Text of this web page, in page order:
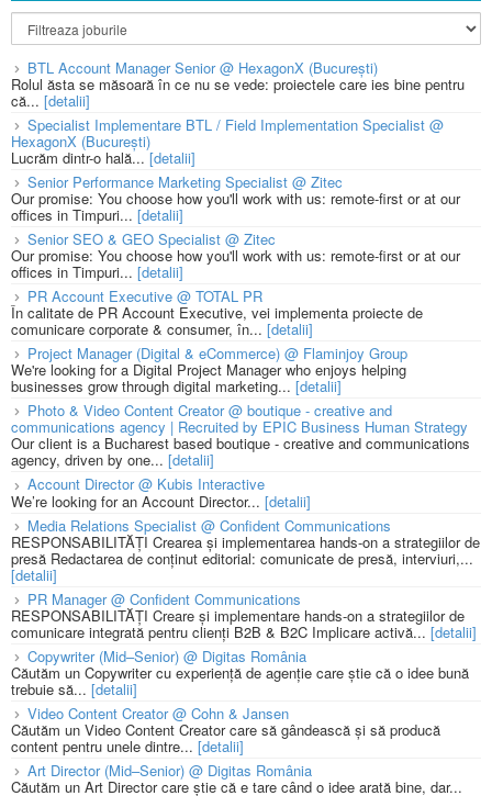
BTL Account Manager Senior @ HexagonX (București)
Rolul ăsta se măsoară în ce nu se vede: proiectele care ies bine pentru
că... [detalii]
Specialist Implementare BTL / Field Implementation Specialist @
HexagonX (București)
Lucrăm dintr-o hală...[detalii]
Senior Performance Marketing Specialist @ Zitec
Our promise: You choose how you'll work with us: remote-first or at our
offices in Timpuri... [detalii]
Senior SEO & GEO Specialist @ Zitec
Our promise: You choose how you'll work with us: remote-first or at our
offices in Timpuri... [detalii]
PR Account Executive @ TOTAL PR
În calitate de PR Account Executive, vei implementa proiecte de
comunicare corporate & consumer, în... [detalii]
Project Manager (Digital & eCommerce) @ Flaminjoy Group
We're looking for a Digital Project Manager who enjoys helping
businesses grow through digital marketing... [detalii]
Photo & Video Content Creator @ boutique - creative and
communications agency | Recruited by EPIC Business Human Strategy
Our client is a Bucharest based boutique - creative and communications
agency, driven by one... [detalii]
Account Director @ Kubis Interactive
We’re looking for an Account Director... [detalii]
Media Relations Specialist @ Confident Communications
RESPONSABILITĂȚI Crearea și implementarea hands-on a strategiilor de
presă Redactarea de conținut editorial: comunicate de presă, interviuri,...
[detalii]
PR Manager @ Confident Communications
RESPONSABILITĂȚI Creare și implementare hands-on a strategiilor de
comunicare integrată pentru clienți B2B & B2C Implicare activă... [detalii]
Copywriter (Mid–Senior) @ Digitas România
Căutăm un Copywriter cu experiență de agenție care știe că o idee bună
trebuie să... [detalii]
Video Content Creator @ Cohn & Jansen
Căutăm un Video Content Creator care să gândească și să producă
content pentru unele dintre... [detalii]
Art Director (Mid–Senior) @ Digitas România
Căutăm un Art Director care știe că e tare când o idee arată bine, dar...